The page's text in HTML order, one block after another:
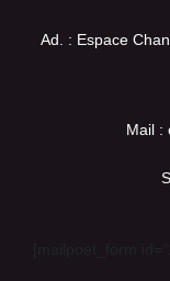
Ad. : Espace
Mail :